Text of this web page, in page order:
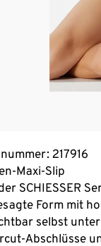
217916
Maxi-Slip
SCHIESSER
Form mit
selbst
Abschlüsse